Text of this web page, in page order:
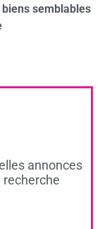
semblables
annonces